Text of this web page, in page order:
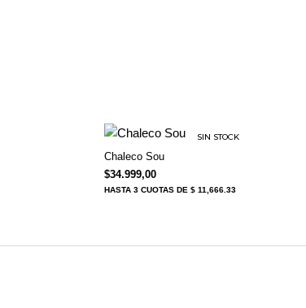
SIN STOCK
Chaleco Sou
$34.999,00
HASTA3 CUOTAS DE $ 11,666.33